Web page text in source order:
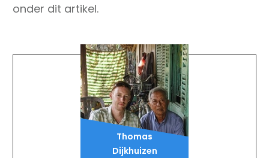
onder dit artikel.
Thomas
Dijkhuizen